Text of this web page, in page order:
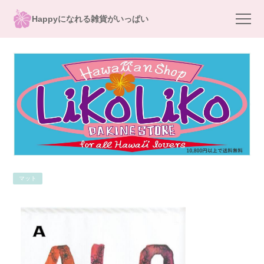
Happyになれる雑貨がいっぱい
マット